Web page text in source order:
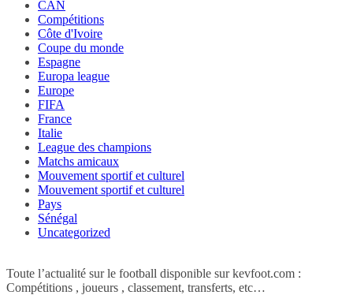
CAN
Compétitions
Côte d'Ivoire
Coupe du monde
Espagne
Europa league
Europe
FIFA
France
Italie
League des champions
Matchs amicaux
Mouvement sportif et culturel
Mouvement sportif et culturel
Pays
Sénégal
Uncategorized
Toute l’actualité sur le football disponible sur kevfoot.com :
Compétitions , joueurs , classement, transferts, etc…